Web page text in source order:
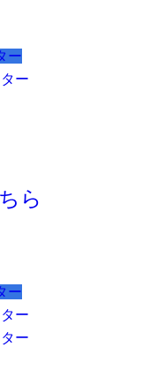
ー
ー
ら
ー
ー
ー